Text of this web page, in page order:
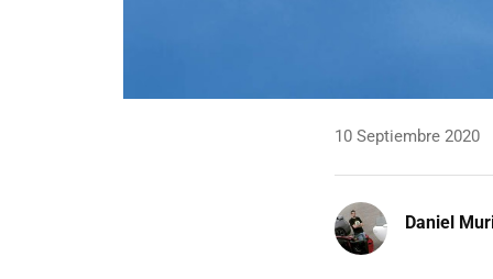
10 Septiembre 2020
Daniel